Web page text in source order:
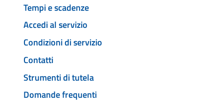
Tempi e scadenze
Accedi al servizio
Condizioni di servizio
Contatti
Strumenti di tutela
Domande frequenti